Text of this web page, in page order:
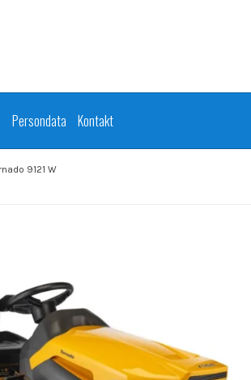
Persondata Kontakt
9121 W